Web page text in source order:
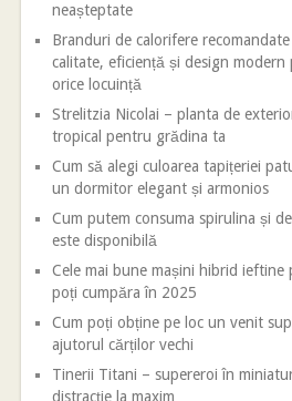
neașteptate
Branduri de calorifere
calitate, eficiență și design modern
orice locuință
Strelitzia Nicolai – planta de
tropical pentru grădina ta
Cum să alegi culoarea tapițeriei
un dormitor elegant și armonios
Cum putem consuma spirulina și
este disponibilă
Cele mai bune mașini hibrid ieftine
poți cumpăra în 2025
Cum poți obține pe loc un venit
ajutorul cărților vechi
Tinerii Titani – supereroi în
distracție la maxim